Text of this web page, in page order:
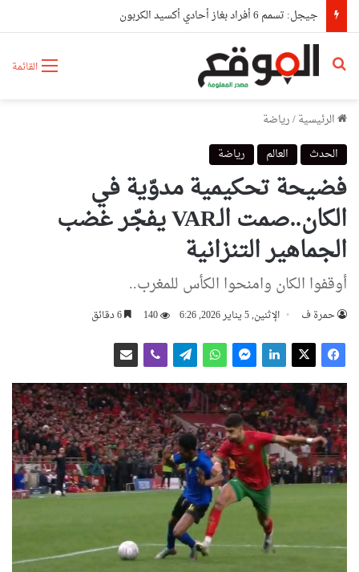
إطلاق منصة رقمية لمعالجة انشغالات المتعاملين الاقتصاديين
القائمة بحث عن
الرئيسية/رياضة
الحدث
العالم رياضة
فضيحة تحكيمية مدوّية في
الكان..صمت الـVAR يفجّر غضب
الجماهير التنزانية
أوقفوا الكان وامنحوا الكأس للمغرب..
حمرة ف الإثنين, 5 يناير 2026, 6:26 140